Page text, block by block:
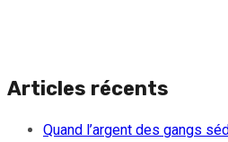
Articles récents
Quand l’argent des gangs